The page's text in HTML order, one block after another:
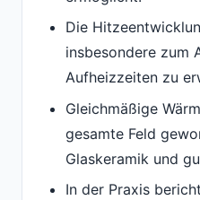
Die
insbesondere zum
Aufheizzeiten zu
Gleichmäßige
gesamte Feld
Glaskeramik und
In der Praxis